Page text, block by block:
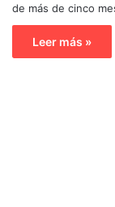
de más de cinco
Leer más »